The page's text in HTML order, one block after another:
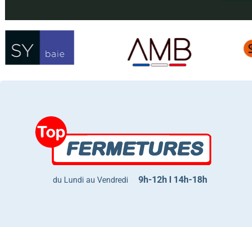
du Lundi au Vendredi 9h-12h I 14h-18h